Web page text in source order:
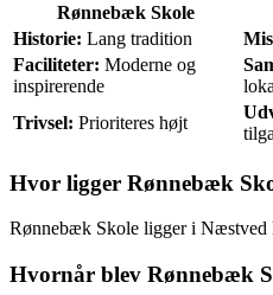
Rønnebæk Skole
Historie: Lang tradition
Faciliteter: Moderne og
inspirerende
Trivsel: Prioriteres højt
Hvor ligger Rønnebæk
Rønnebæk Skole ligger i Næstved
Hvornår blev Rønnebæk